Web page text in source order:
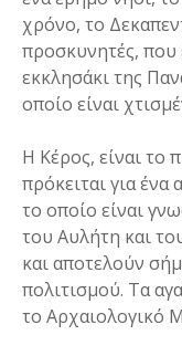
χρόνο, το
προσκυνητές, που
εκκλησάκι της
οποίο είναι
Η Κέρος, είναι το
πρόκειται για
το οποίο είναι
του Αυλήτη και
και αποτελούν
πολιτισμού. Τα
το Αρχαιολογικό